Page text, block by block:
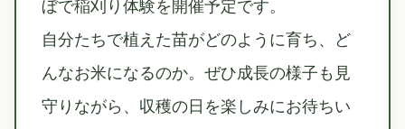
ぼで稲刈り体験を開催予定です。
自分たちで植えた苗がどのように育ち、ど
んなお米になるのか。ぜひ成長の様子も見
守りながら、収穫の日を楽しみにお待ちい